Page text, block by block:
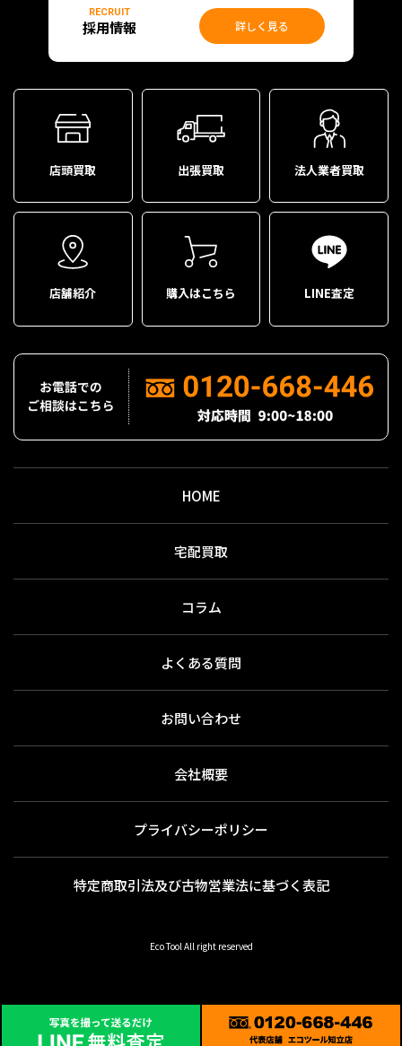
RECRUIT
採用情報 詳しく見る
店頭買取 出張買取 法人業者買取
店舗紹介 購入はこちら LINE査定
HOME
宅配買取
コラム
よくある質問
お問い合わせ
会社概要
プライバシーポリシー
特定商取引法及び古物営業法に基づく表記
Eco Tool All right reserved